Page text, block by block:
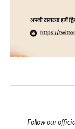
Follow our